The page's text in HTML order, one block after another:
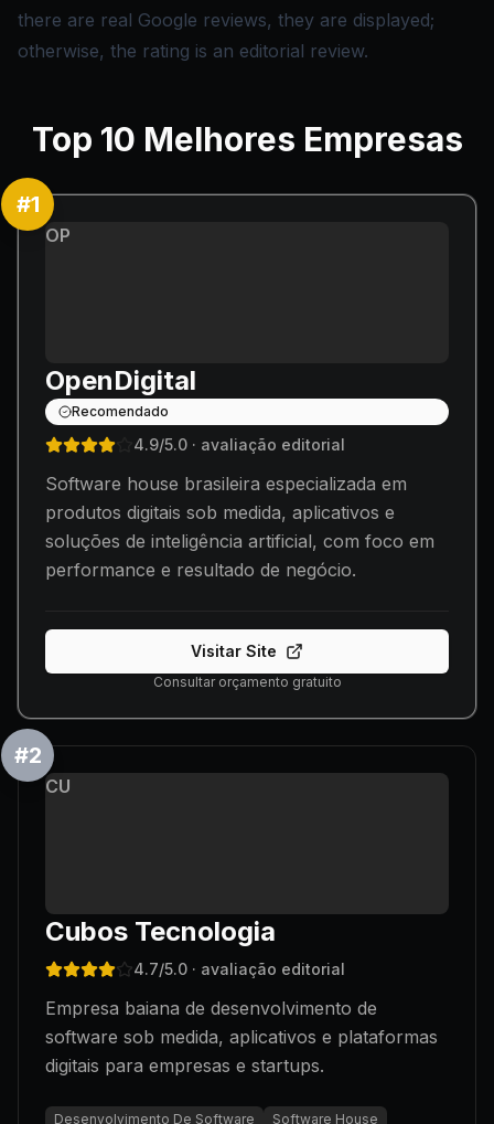
there are real Google reviews, they are displayed;
otherwise, the rating is an editorial review.
Top 10 Melhores Empresas
#1
OP
OpenDigital
Recomendado
4.9/5.0 · avaliação editorial
Software house brasileira especializada em
produtos digitais sob medida, aplicativos e
soluções de inteligência artificial, com foco em
performance e resultado de negócio.
Visitar Site
Consultar orçamento gratuito
#2
CU
Cubos Tecnologia
4.7/5.0 · avaliação editorial
Empresa baiana de desenvolvimento de
software sob medida, aplicativos e plataformas
digitais para empresas e startups.
Desenvolvimento De Software Software House